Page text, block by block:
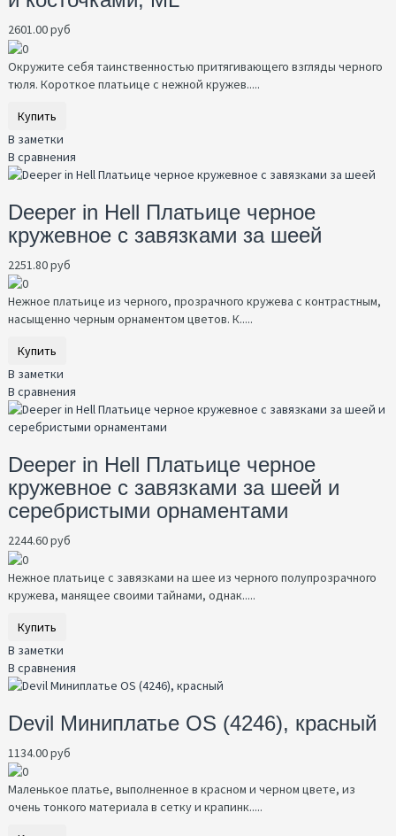
2601.00 руб
Окружите себя таинственностью притягивающего взгляды черного
тюля. Короткое платьице с нежной кружев.....
Купить
В заметки
В сравнения
Deeper in Hell Платьице черное
кружевное с завязками за шеей
2251.80 руб
Нежное платьице из черного, прозрачного кружева с контрастным,
насыщенно черным орнаментом цветов. К.....
Купить
В заметки
В сравнения
Deeper in Hell Платьице черное
кружевное с завязками за шеей и
серебристыми орнаментами
2244.60 руб
Нежное платьице с завязками на шее из черного полупрозрачного
кружева, манящее своими тайнами, однак.....
Купить
В заметки
В сравнения
Devil Миниплатье OS (4246), красный
1134.00 руб
Маленькое платье, выполненное в красном и черном цвете, из
очень тонкого материала в сетку и крапинк.....